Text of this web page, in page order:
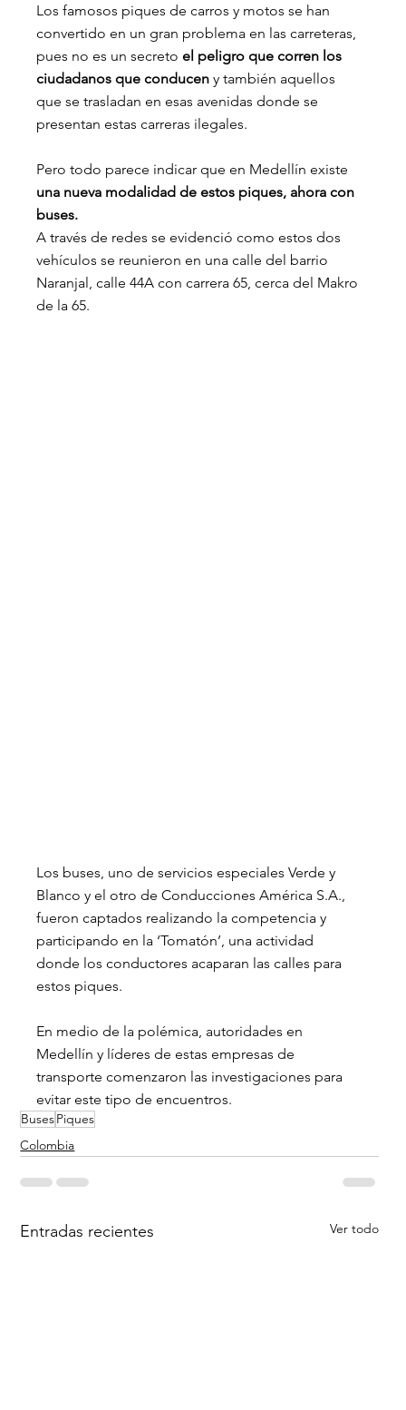
Los famosos piques de carros y motos se han
convertido en un gran problema en las carreteras,
pues no es un secreto el peligro que corren los
ciudadanos que conducen y también aquellos
que se trasladan en esas avenidas donde se
presentan estas carreras ilegales.
Pero todo parece indicar que en Medellín existe
una nueva modalidad de estos piques, ahora con
buses.
A través de redes se evidenció como estos dos
vehículos se reunieron en una calle del barrio
Naranjal, calle 44A con carrera 65, cerca del Makro
de la 65.
Los buses, uno de servicios especiales Verde y
Blanco y el otro de Conducciones América S.A.,
fueron captados realizando la competencia y
participando en la ‘Tomatón’, una actividad
donde los conductores acaparan las calles para
estos piques.
En medio de la polémica, autoridades en
Medellín y líderes de estas empresas de
transporte comenzaron las investigaciones para
evitar este tipo de encuentros.
BusesPiques
Colombia
Entradas recientes Ver todo